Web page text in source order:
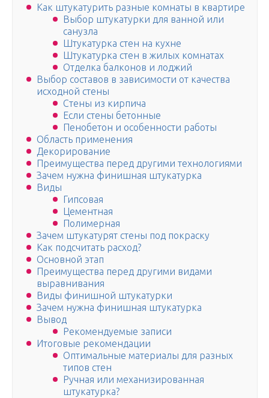
Как штукатурить разные комнаты в квартире
Выбор штукатурки для ванной или
санузла
Штукатурка стен на кухне
Штукатурка стен в жилых комнатах
Отделка балконов и лоджий
Выбор составов в зависимости от качества
исходной стены
Стены из кирпича
Если стены бетонные
Пенобетон и особенности работы
Область применения
Декорирование
Преимущества перед другими технологиями
Зачем нужна финишная штукатурка
Виды
Гипсовая
Цементная
Полимерная
Зачем штукатурят стены под покраску
Как подсчитать расход?
Основной этап
Преимущества перед другими видами
выравнивания
Виды финишной штукатурки
Зачем нужна финишная штукатурка
Вывод
Рекомендуемые записи
Итоговые рекомендации
Оптимальные материалы для разных
типов стен
Ручная или механизированная
штукатурка?